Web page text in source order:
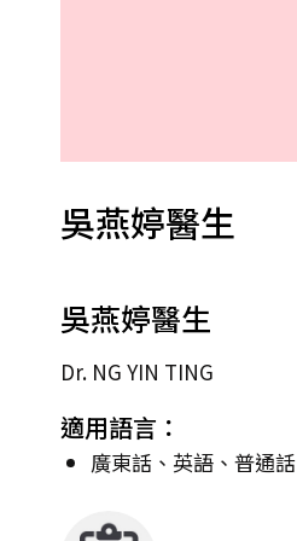
吳燕婷醫生
吳燕婷醫生
Dr. NG YIN TING
適用語言：
廣東話、英語、普通話